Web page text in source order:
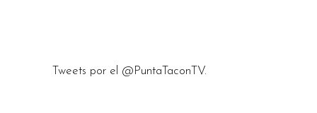
Tweets por el @PuntaTaconTV.